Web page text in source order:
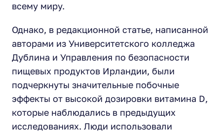
всему миру.
Однако, в редакционной статье, написанной
авторами из Университетского колледжа
Дублина и Управления по безопасности
пищевых продуктов Ирландии, были
подчеркнуты значительные побочные
эффекты от высокой дозировки витамина D,
которые наблюдались в предыдущих
исследованиях. Люди использовали